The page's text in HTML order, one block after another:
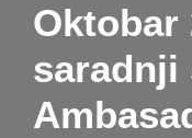
Oktobar
saradnji